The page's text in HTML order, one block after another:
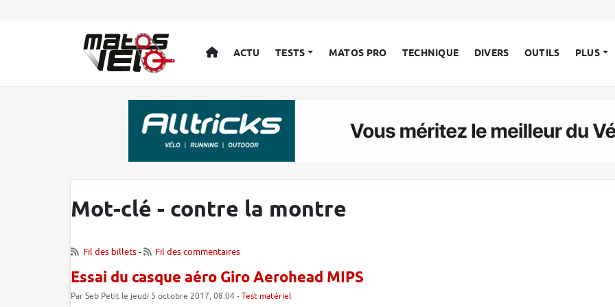
ACCUEIL
ACTU TESTS MATOS PRO TECHNIQUE DIVERS OUTILS PLUS
Mot-clé - contre la montre
Fil des billets- Fil des commentaires
Essai du casque aéro Giro Aerohead MIPS
Par Seb Petit le jeudi 5 octobre 2017, 08:04 - Test matériel